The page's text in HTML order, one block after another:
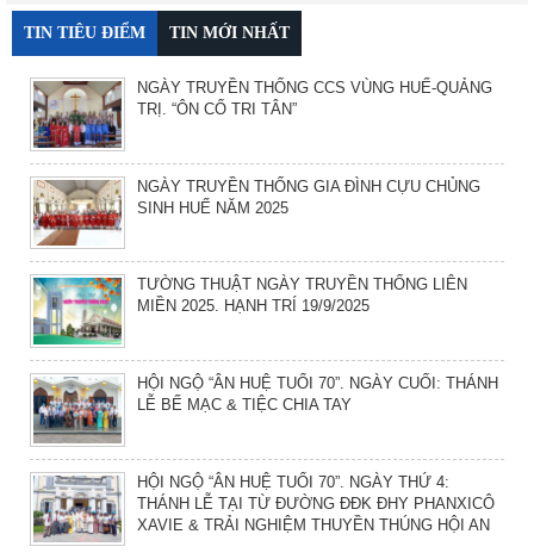
TIN TIÊU ĐIỂM TIN MỚI NHẤT
NGÀY TRUYỀN THỐNG CCS VÙNG HUẾ-QUẢNG
TRỊ. “ÔN CỐ TRI TÂN”
NGÀY TRUYỀN THỐNG GIA ĐÌNH CỰU CHỦNG
SINH HUẾ NĂM 2025
TƯỜNG THUẬT NGÀY TRUYỀN THỐNG LIÊN
MIỀN 2025. HẠNH TRÍ 19/9/2025
HỘI NGỘ “ÂN HUỆ TUỔI 70”. NGÀY CUỐI: THÁNH
LỄ BẾ MẠC & TIỆC CHIA TAY
HỘI NGỘ “ÂN HUỆ TUỔI 70”. NGÀY THỨ 4:
THÁNH LỄ TẠI TỪ ĐƯỜNG ĐĐK ĐHY PHANXICÔ
XAVIE & TRẢI NGHIỆM THUYỀN THÚNG HỘI AN